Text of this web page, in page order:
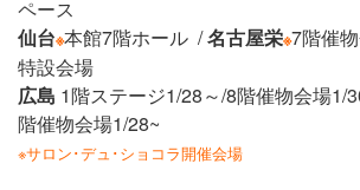
ペース
仙台※本館7階ホール /名古屋栄※7階催
特設会場
広島 1階ステージ1/28～/8階催物会場1/
階催物会場1/28~
※サロン･デュ･ショコラ開催会場